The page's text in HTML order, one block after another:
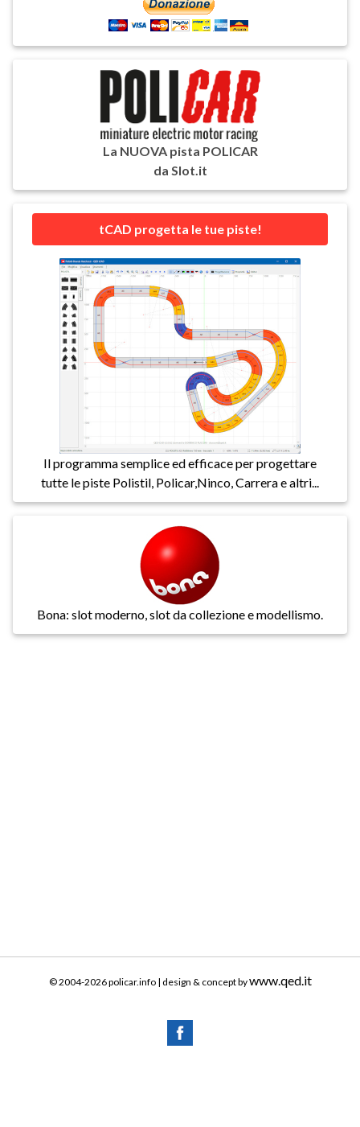
La NUOVA pista POLICAR
da Slot.it
tCAD progetta le tue piste!
Il programma semplice ed efficace per progettare
tutte le piste Polistil, Policar,Ninco, Carrera e altri...
Bona: slot moderno, slot da collezione e modellismo.
© 2004-2026 policar.info | design & concept bywww.qed.it